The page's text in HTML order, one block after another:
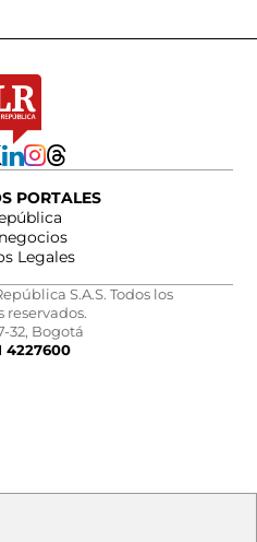
PORTALES
Legales
S.A.S. Todos los
reservados.
32, Bogotá
4227600